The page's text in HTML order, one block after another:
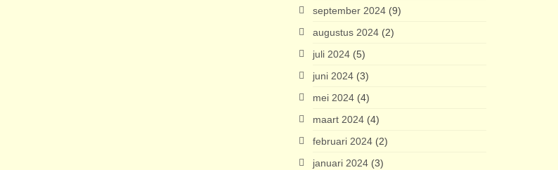
september 2024(9)
augustus 2024(2)
juli 2024(5)
juni 2024(3)
mei 2024(4)
maart 2024(4)
februari 2024(2)
januari 2024(3)